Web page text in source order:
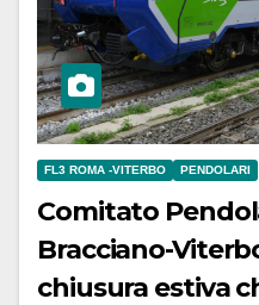
FL3 ROMA -VITERBO PENDOLARI
Comitato
Bracciano-
chiusura estiva